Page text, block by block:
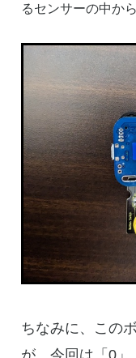
るセンサーの中か
ちなみに、この
が、今回は「0」